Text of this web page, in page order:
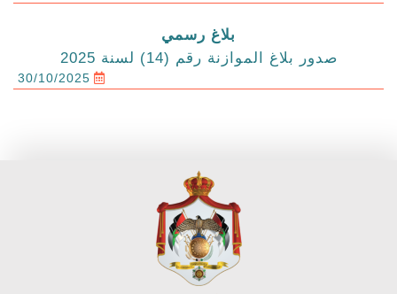
بلاغ رسمي
صدور بلاغ الموازنة رقم (14) لسنة 2025
30/10/2025